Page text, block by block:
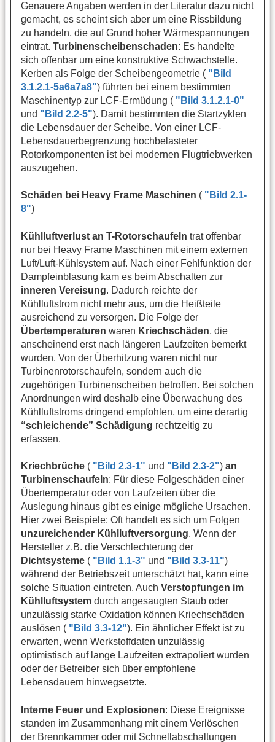
Genauere Angaben werden in der Literatur dazu nicht
gemacht, es scheint sich aber um eine Rissbildung
zu handeln, die auf Grund hoher Wärmespannungen
eintrat. Turbinenscheibenschaden: Es handelte
sich offenbar um eine konstruktive Schwachstelle.
Kerben als Folge der Scheibengeometrie ( "Bild
3.1.2.1-5a6a7a8") führten bei einem bestimmten
Maschinentyp zur LCF-Ermüdung ( "Bild 3.1.2.1-0"
und "Bild 2.2-5"). Damit bestimmten die Startzyklen
die Lebensdauer der Scheibe. Von einer LCF-
Lebensdauerbegrenzung hochbelasteter
Rotorkomponenten ist bei modernen Flugtriebwerken
auszugehen.
Schäden bei Heavy Frame Maschinen ( "Bild 2.1-
8")
Kühlluftverlust an T-Rotorschaufeln trat offenbar
nur bei Heavy Frame Maschinen mit einem externen
Luft/Luft-Kühlsystem auf. Nach einer Fehlfunktion der
Dampfeinblasung kam es beim Abschalten zur
inneren Vereisung. Dadurch reichte der
Kühlluftstrom nicht mehr aus, um die Heißteile
ausreichend zu versorgen. Die Folge der
Übertemperaturen waren Kriechschäden, die
anscheinend erst nach längeren Laufzeiten bemerkt
wurden. Von der Überhitzung waren nicht nur
Turbinenrotorschaufeln, sondern auch die
zugehörigen Turbinenscheiben betroffen. Bei solchen
Anordnungen wird deshalb eine Überwachung des
Kühlluftstroms dringend empfohlen, um eine derartig
“schleichende” Schädigung rechtzeitig zu
erfassen.
Kriechbrüche ( "Bild 2.3-1" und "Bild 2.3-2") an
Turbinenschaufeln: Für diese Folgeschäden einer
Übertemperatur oder von Laufzeiten über die
Auslegung hinaus gibt es einige mögliche Ursachen.
Hier zwei Beispiele: Oft handelt es sich um Folgen
unzureichender Kühlluftversorgung. Wenn der
Hersteller z.B. die Verschlechterung der
Dichtsysteme ( "Bild 1.1-3" und "Bild 3.3-11")
während der Betriebszeit unterschätzt hat, kann eine
solche Situation eintreten. Auch Verstopfungen im
Kühlluftsystem durch angesaugten Staub oder
unzulässig starke Oxidation können Kriechschäden
auslösen ( "Bild 3.3-12"). Ein ähnlicher Effekt ist zu
erwarten, wenn Werkstoffdaten unzulässig
optimistisch auf lange Laufzeiten extrapoliert wurden
oder der Betreiber sich über empfohlene
Lebensdauern hinwegsetzte.
Interne Feuer und Explosionen: Diese Ereignisse
standen im Zusammenhang mit einem Verlöschen
der Brennkammer oder mit Schnellabschaltungen